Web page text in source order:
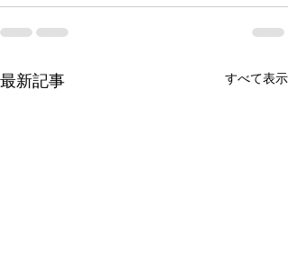
最新記事 すべて表示